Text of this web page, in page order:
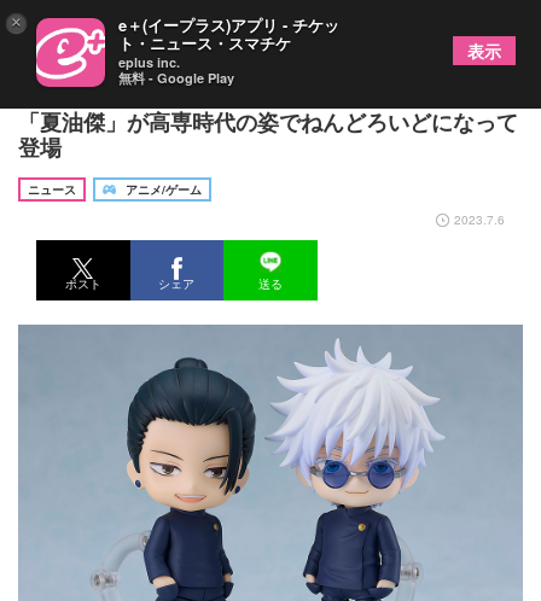
TVアニメ『呪術廻戦 懐玉・玉折』の「五条悟」
「夏油傑」が高専時代の姿でねんどろいどになって
登場
ニュース
アニメ/ゲーム
2023.7.6
ポスト シェア 送る
× e＋(イープラス)アプリ - チケッ
ト・ニュース・スマチケ
eplus inc.
無料 - Google Play
表示